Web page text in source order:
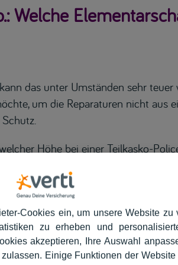
Welche
das unter Umständen sehr teuer
um die Reparaturen nicht aus
Höhe bei einer Teilkasko-
Anbieter zu vergleichen.
diese ab:
sind die
unter die
r
Cookies ein, um unsere Website zu
zu erheben und
akzeptieren, Ihre Auswahl
Einige Funktionen der Website